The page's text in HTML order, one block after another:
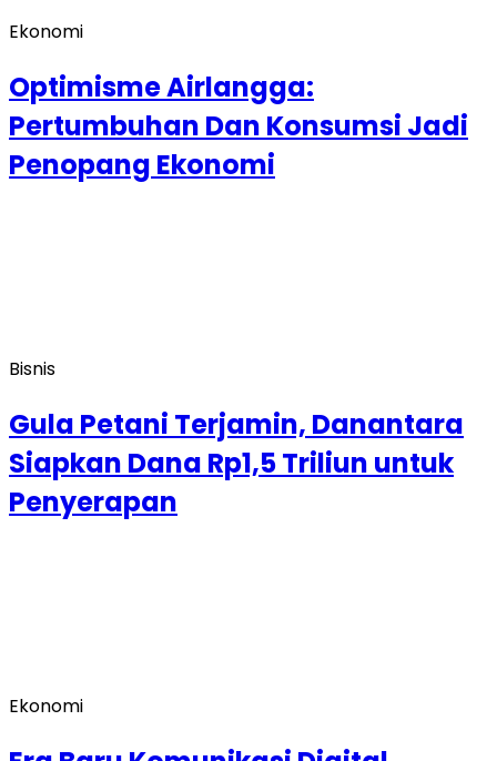
Ekonomi
Optimisme Airlangga:
Pertumbuhan Dan Konsumsi Jadi
Penopang Ekonomi
Bisnis
Gula Petani Terjamin, Danantara
Siapkan Dana Rp1,5 Triliun untuk
Penyerapan
Ekonomi